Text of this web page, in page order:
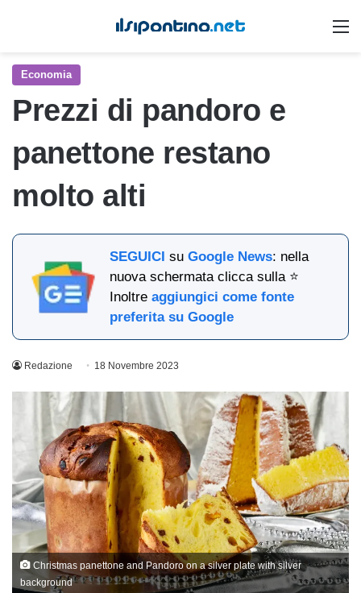
Economia
Prezzi di pandoro e
panettone restano
molto alti
SEGUICI suGoogle News: nella
nuova schermata clicca sulla ⭐
Inoltreaggiungici come fonte
preferita su Google
Redazione 18 Novembre 2023
Christmas panettone and Pandoro on a silver plate with silver
background